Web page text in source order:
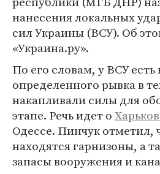
нанесения локальных
сил Украины (ВСУ). Об
«Украина.ру».
По его словам, у ВСУ
определенного рывка в
накапливали силы для
этапе. Речь идет о
Одессе. Пинчук отметил,
находятся гарнизоны, а
запасы вооружения и